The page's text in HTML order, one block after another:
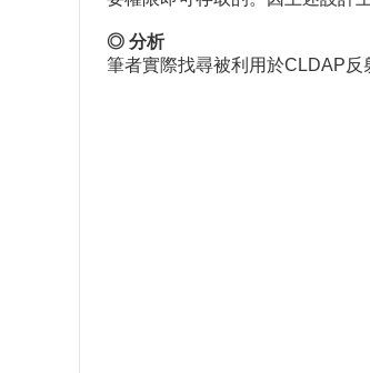
◎ 分析
筆者實際找尋被利用於CLDAP反